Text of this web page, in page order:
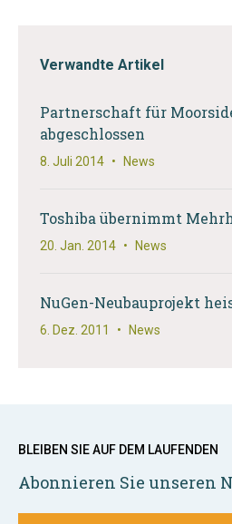
Verwandte Artikel
Partnerschaft für
abgeschlossen
8. Juli 2014 • News
Toshiba übernimmt
20. Jan. 2014 • News
NuGen-Neubauprojekt
6. Dez. 2011 • News
BLEIBEN SIE AUF DEM LAUFENDEN
Abonnieren Sie unseren